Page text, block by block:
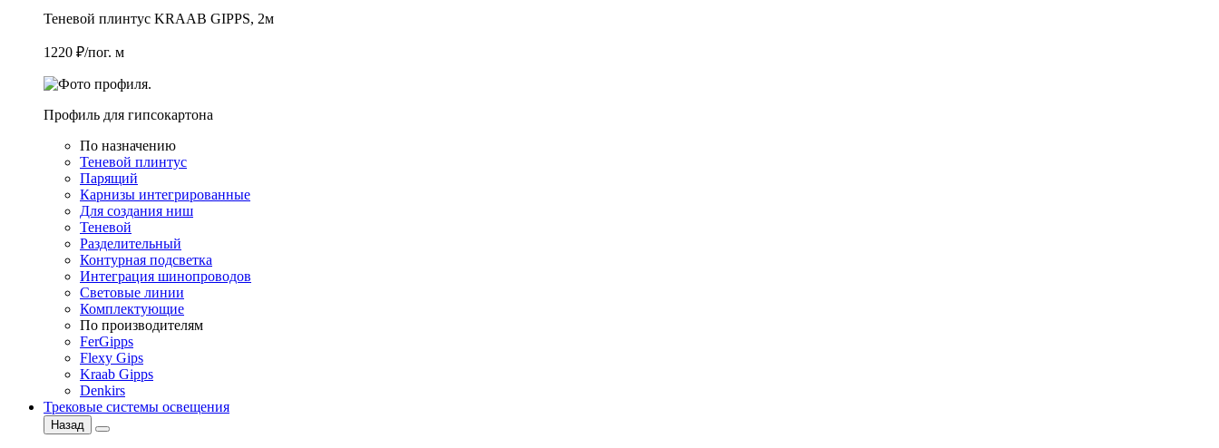
Теневой плинтус KRAAB GIPPS, 2м
1220 ₽/пог. м
Профиль для гипсокартона
По назначению
Теневой плинтус
Парящий
Карнизы интегрированные
Для создания ниш
Теневой
Разделительный
Контурная подсветка
Интеграция шинопроводов
Световые линии
Комплектующие
По производителям
FerGipps
Flexy Gips
Kraab Gipps
Denkirs
Трековые системы освещения
Назад